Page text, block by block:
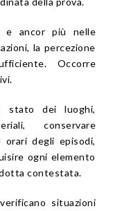
e ancor più nelle
la percezione
Occorre
stato dei luoghi,
conservare
degli episodi,
ogni elemento
contestata.
situazioni